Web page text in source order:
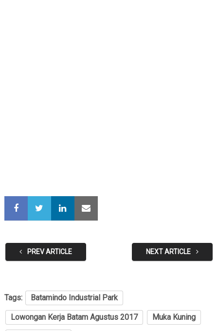
PREV ARTICLE NEXT ARTICLE
Tags: Batamindo Industrial Park
Lowongan Kerja Batam Agustus 2017 Muka Kuning